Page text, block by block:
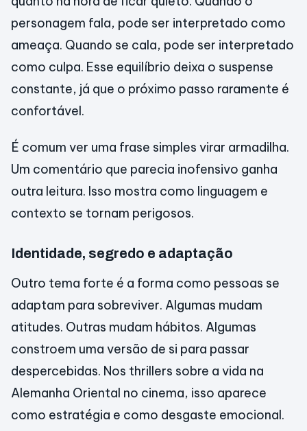
personagem fala, pode ser interpretado como
ameaça. Quando se cala, pode ser interpretado
como culpa. Esse equilíbrio deixa o suspense
constante, já que o próximo passo raramente é
confortável.
É comum ver uma frase simples virar armadilha.
Um comentário que parecia inofensivo ganha
outra leitura. Isso mostra como linguagem e
contexto se tornam perigosos.
Identidade, segredo e adaptação
Outro tema forte é a forma como pessoas se
adaptam para sobreviver. Algumas mudam
atitudes. Outras mudam hábitos. Algumas
constroem uma versão de si para passar
despercebidas. Nos thrillers sobre a vida na
Alemanha Oriental no cinema, isso aparece
como estratégia e como desgaste emocional.